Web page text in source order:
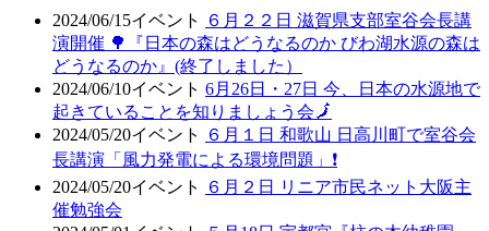
2024/06/15イベント
６月２２日 滋賀県支部室谷会長講
演開催 🌳『日本の森はどうなるのか びわ湖水源の森は
どうなるのか』(終了しました）
2024/06/10イベント 6月26日・27日 今、日本の水源地で
起きていることを知りましょう会🗾
2024/05/20イベント
６月１日 和歌山 日高川町で室谷会
長講演「風力発電による環境問題」❗
2024/05/20イベント
６月２日 リニア市民ネット大阪主
催勉強会